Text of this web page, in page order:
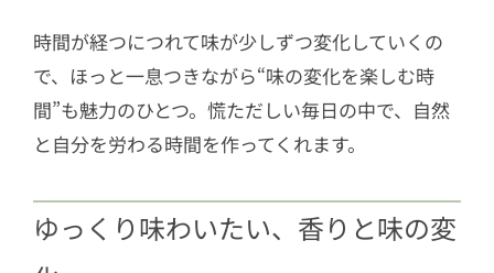
時間が経つにつれて味が少しずつ変化していくの
で、ほっと一息つきながら“味の変化を楽しむ時
間”も魅力のひとつ。慌ただしい毎日の中で、自然
と自分を労わる時間を作ってくれます。
ゆっくり味わいたい、香りと味の変